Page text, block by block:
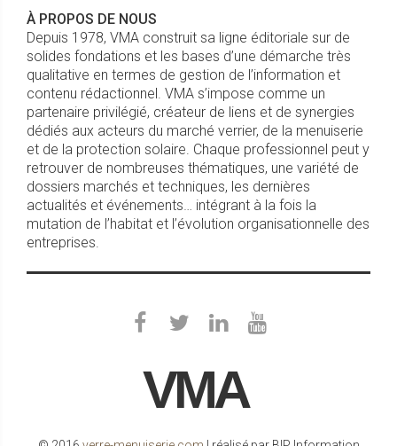
À PROPOS DE NOUS
Depuis 1978, VMA construit sa ligne éditoriale sur de
solides fondations et les bases d’une démarche très
qualitative en termes de gestion de l’information et
contenu rédactionnel. VMA s’impose comme un
partenaire privilégié, créateur de liens et de synergies
dédiés aux acteurs du marché verrier, de la menuiserie
et de la protection solaire. Chaque professionnel peut y
retrouver de nombreuses thématiques, une variété de
dossiers marchés et techniques, les dernières
actualités et événements… intégrant à la fois la
mutation de l’habitat et l’évolution organisationnelle des
entreprises.
VMA